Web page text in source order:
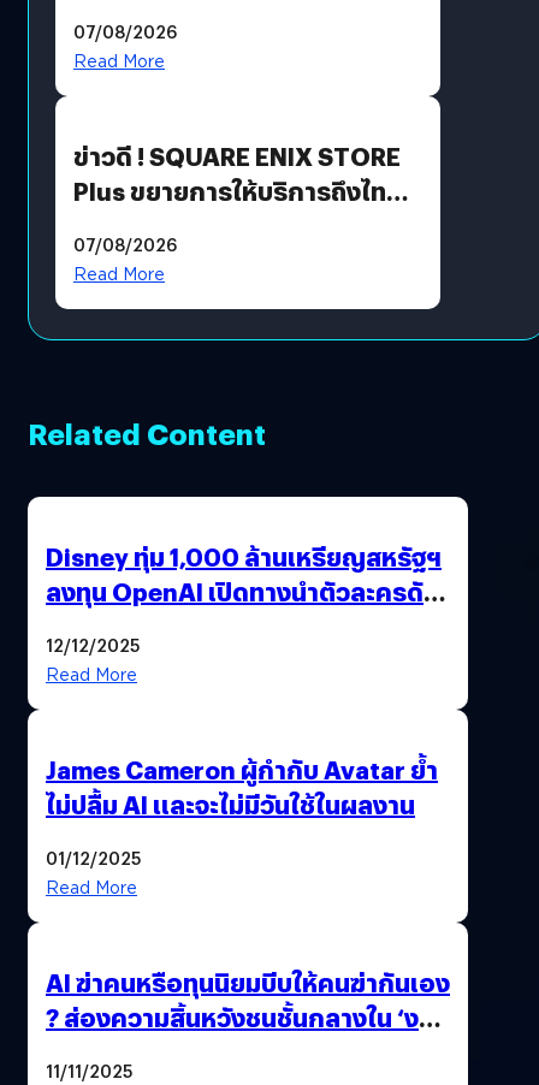
07/08/2026
Read More
ข่าวดี ! SQUARE ENIX STORE
Plus ขยายการให้บริการถึงไทย
โดยตรง
07/08/2026
Read More
Related Content
Disney ทุ่ม 1,000 ล้านเหรียญสหรัฐฯ
ลงทุน OpenAI เปิดทางนำตัวละครดัง
12/12/2025
Read More
James Cameron ผู้กำกับ Avatar ย้ำ
ไม่ปลื้ม AI และจะไม่มีวันใช้ในผลงาน
01/12/2025
Read More
AI ฆ่าคนหรือทุนนิยมบีบให้คนฆ่ากันเอง
? ส่องความสิ้นหวังชนชั้นกลางใน ‘งาน
11/11/2025